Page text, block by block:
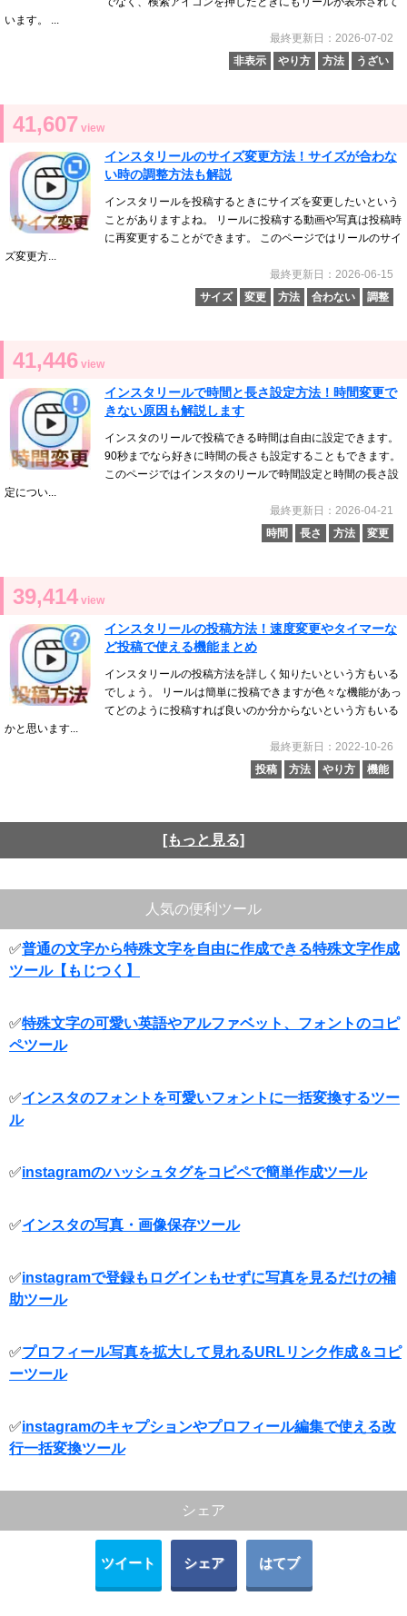
います。 ...
最終更新日：2026-07-02
非表示
やり方 方法 うざい
41,607 view
インスタリールのサイズ変更方法！サイズが合わな
い時の調整方法も解説
インスタリールを投稿するときにサイズを変更したいという
ことがありますよね。 リールに投稿する動画や写真は投稿時
に再変更することができます。 このページではリールのサイ
ズ変更方...
最終更新日：2026-06-15
サイズ
変更 方法 合わない 調整
41,446 view
インスタリールで時間と長さ設定方法！時間変更で
きない原因も解説します
インスタのリールで投稿できる時間は自由に設定できます。
90秒までなら好きに時間の長さも設定することもできます。
このページではインスタのリールで時間設定と時間の長さ設
定につい...
最終更新日：2026-04-21
時間
長さ 方法 変更
39,414 view
インスタリールの投稿方法！速度変更やタイマーな
ど投稿で使える機能まとめ
インスタリールの投稿方法を詳しく知りたいという方もいる
でしょう。 リールは簡単に投稿できますが色々な機能があっ
てどのように投稿すれば良いのか分からないという方もいる
かと思います...
最終更新日：2022-10-26
投稿
方法 やり方 機能
[もっと見る]
人気の便利ツール
✅普通の文字から特殊文字を自由に作成できる特殊文字作成
ツール【もじつく】
✅特殊文字の可愛い英語やアルファベット、フォントのコピ
ペツール
✅インスタのフォントを可愛いフォントに一括変換するツー
ル
✅instagramのハッシュタグをコピペで簡単作成ツール
✅インスタの写真・画像保存ツール
✅instagramで登録もログインもせずに写真を見るだけの補
助ツール
✅プロフィール写真を拡大して見れるURLリンク作成＆コピ
ーツール
✅instagramのキャプションやプロフィール編集で使える改
行一括変換ツール
シェア
ツイート シェア はてブ